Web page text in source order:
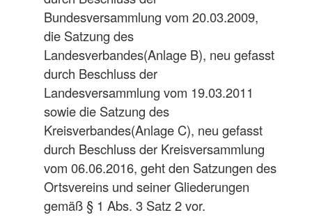
Bundesversammlung vom 20.03.2009,
die Satzung des
Landesverbandes(Anlage B), neu gefasst
durch Beschluss der
Landesversammlung vom 19.03.2011
sowie die Satzung des
Kreisverbandes(Anlage C), neu gefasst
durch Beschluss der Kreisversammlung
vom 06.06.2016, geht den Satzungen des
Ortsvereins und seiner Gliederungen
gemäß § 1 Abs. 3 Satz 2 vor.